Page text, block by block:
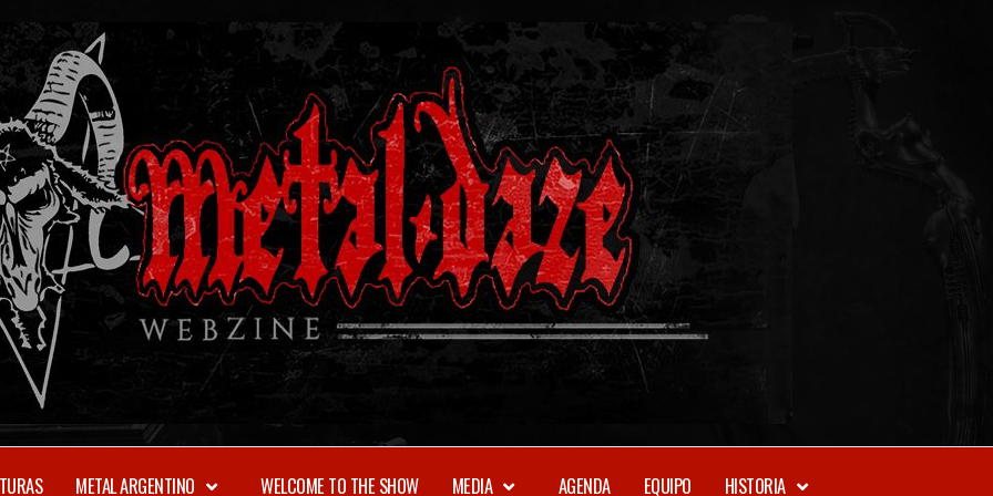
METAL-
METAL ARGENTINO WELCOME TO THE SHOW MEDIA AGENDA EQUIPO HISTORIA